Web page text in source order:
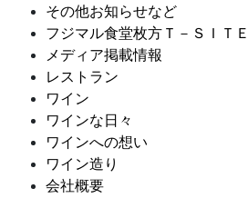
その他お知らせなど
フジマル食堂枚方Ｔ－ＳＩＴＥ
メディア掲載情報
レストラン
ワイン
ワインな日々
ワインへの想い
ワイン造り
会社概要